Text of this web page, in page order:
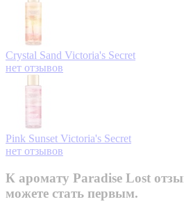
Crystal Sand Victoria's Secret
нет отзывов
Pink Sunset Victoria's Secret
нет отзывов
К аромату Paradise Lost
можете стать первым.